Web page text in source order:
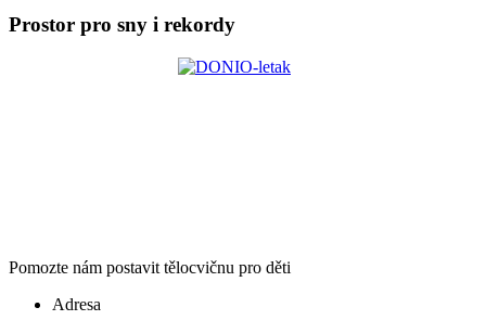
Prostor pro sny i rekordy
Pomozte nám postavit tělocvičnu pro děti
Adresa